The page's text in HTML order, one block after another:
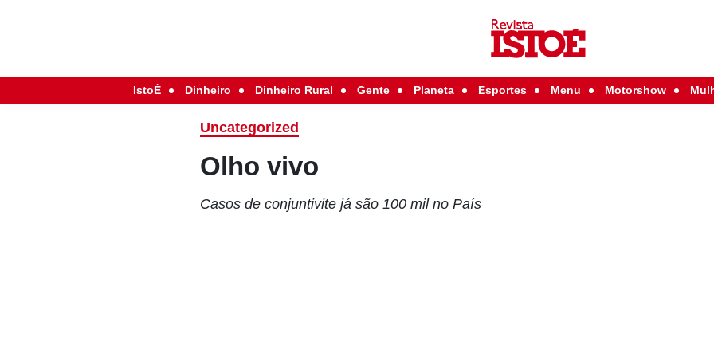
IstoÉ Dinheiro Dinheiro Rural Gente Planeta Esportes Menu Motorshow
Uncategorized
Olho vivo
Casos de conjuntivite já são 100 mil no País